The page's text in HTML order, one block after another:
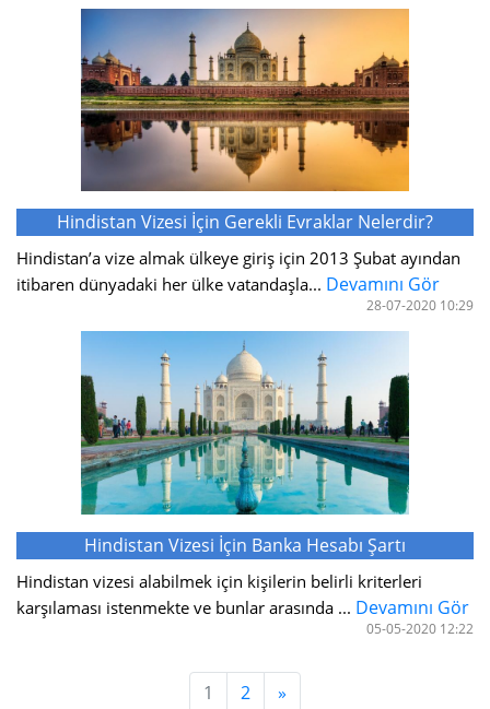
Hindistan Vizesi İçin Gerekli Evraklar Nelerdir?
Hindistan’a vize almak ülkeye giriş için 2013 Şubat ayından
itibaren dünyadaki her ülke vatandaşla... Devamını Gör
28-07-2020 10:29
Hindistan Vizesi İçin Banka Hesabı Şartı
Hindistan vizesi alabilmek için kişilerin belirli kriterleri
karşılaması istenmekte ve bunlar arasında ... Devamını Gör
05-05-2020 12:22
1 2 »